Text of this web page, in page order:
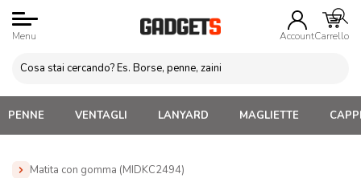
Menu AccountCarrello
PENNE VENTAGLI LANYARD MAGLIETTE
Matita con gomma (MIDKC2494)